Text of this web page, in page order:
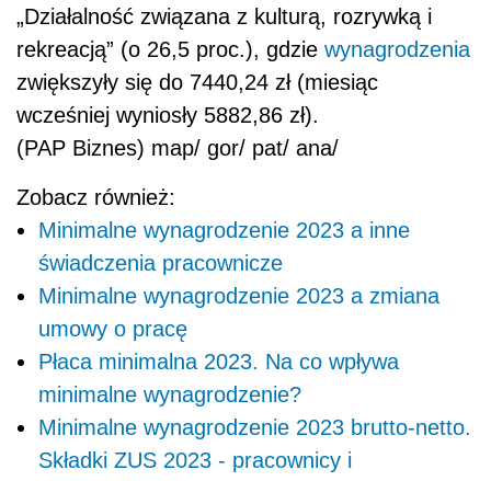
„Działalność związana z kulturą, rozrywką i
rekreacją” (o 26,5 proc.), gdzie wynagrodzenia
zwiększyły się do 7440,24 zł (miesiąc
wcześniej wyniosły 5882,86 zł).
(PAP Biznes) map/ gor/ pat/ ana/
Zobacz również:
Minimalne wynagrodzenie 2023 a inne
świadczenia pracownicze
Minimalne wynagrodzenie 2023 a zmiana
umowy o pracę
Płaca minimalna 2023. Na co wpływa
minimalne wynagrodzenie?
Minimalne wynagrodzenie 2023 brutto-netto.
Składki ZUS 2023 - pracownicy i